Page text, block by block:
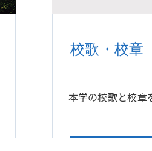
校歌・校章
本学の校歌と校章